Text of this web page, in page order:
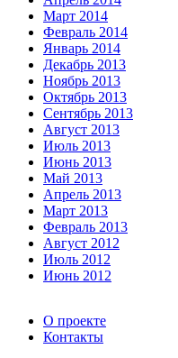
Март 2014
Февраль 2014
Январь 2014
Декабрь 2013
Ноябрь 2013
Октябрь 2013
Сентябрь 2013
Август 2013
Июль 2013
Июнь 2013
Май 2013
Апрель 2013
Март 2013
Февраль 2013
Август 2012
Июль 2012
Июнь 2012
О проекте
Контакты